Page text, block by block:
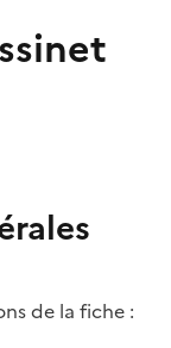
de la fiche :